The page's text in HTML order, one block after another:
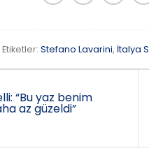
Etiketler: Stefano Lavarini, İtalya
“Bu yaz benim
az güzeldi”